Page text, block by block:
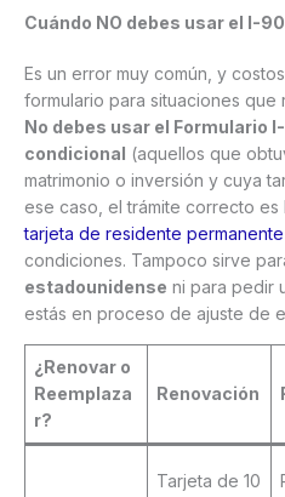
Cuándo NO debes usar el I-90
Es un error muy común, y
formulario para situaciones
No debes usar el Formulario
condicional (aquellos que
matrimonio o inversión y cuya
ese caso, el trámite correcto es
tarjeta de residente permanente
condiciones. Tampoco sirve
estadounidense ni para pedir
estás en proceso de ajuste de
¿Renovar o
Reemplaza
r?
Renovación
Tarjeta de 10